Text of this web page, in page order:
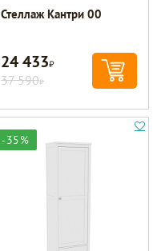
Стеллаж Кантри 00
24 433Р
37 590Р
-35%